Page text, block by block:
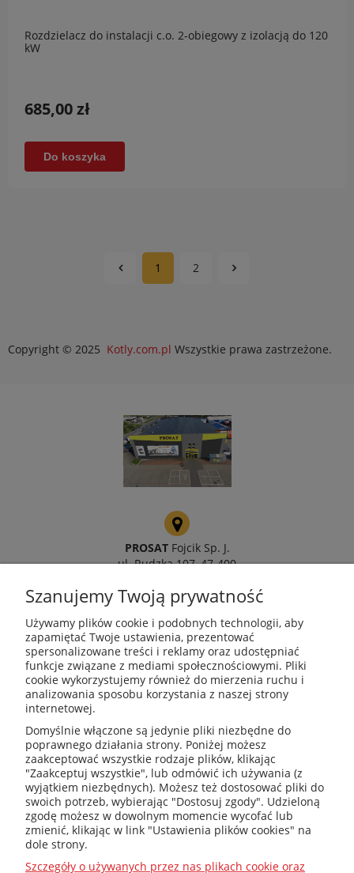
Rozdzielacz do instalacji c.o. 2-obiegowy z izolacją do 120
kW
685,00 zł
Do koszyka
1 2
Copyright © 2025 Kotly.com.pl Wszystkie prawa zastrzeżone.
PROSATFojcik Sp. J.
ul. Rudzka 107, 47-400
kotly@kotly.com.pl
+48 32 419 01 20
+48 32 415 31 65
Szanujemy Twoją prywatność
Używamy plików cookie i podobnych technologii, aby
zapamiętać Twoje ustawienia, prezentować
spersonalizowane treści i reklamy oraz udostępniać
funkcje związane z mediami społecznościowymi. Pliki
cookie wykorzystujemy również do mierzenia ruchu i
analizowania sposobu korzystania z naszej strony
internetowej.
Domyślnie włączone są jedynie pliki niezbędne do
poprawnego działania strony. Poniżej możesz
zaakceptować wszystkie rodzaje plików, klikając
"Zaakceptuj wszystkie", lub odmówić ich używania (z
wyjątkiem niezbędnych). Możesz też dostosować pliki do
swoich potrzeb, wybierając "Dostosuj zgody". Udzieloną
zgodę możesz w dowolnym momencie wycofać lub
zmienić, klikając w link "Ustawienia plików cookies" na
dole strony.
Szczegóły o używanych przez nas plikach cookie oraz